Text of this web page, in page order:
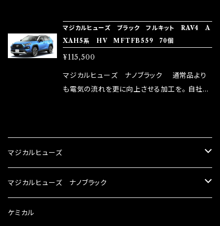
rz）の2店舗の専売品になりますので宜しくお願
い致します。
メ！ レーシングドライバーMAX織戸選手がテス
ターとなり吟味し時間を掛けて検証し、これは
体感出来て面白く、車には必ずプラスになりデメ
リットが無い。と。 コラボ開発製品です。 購入先
はこちらのマジカルヒューズ直販サイトと横浜に
マジカルヒューズ ブラック フルキット RAV4 A
XAH5系 HV MFTFB559 70個
¥115,500
マジカルヒューズ ナノブラック 通常品より
も電気の流れを更に向上させる加工を。 自社比
はこちらのマジカルヒューズ直販サイトと横浜に
織戸学さんが経営のお店MAX ORIDO RACI
マジカルヒューズ
スズキ
KEI
スバル
マジカルヒューズ ナノブラック
スズキ ブラック
ケミカル